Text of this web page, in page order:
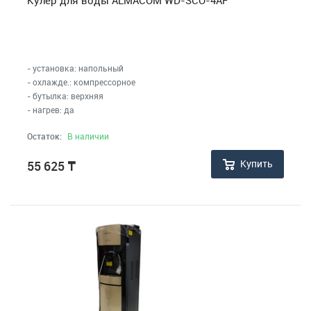
- установка: напольный
- охлажде.: компрессорное
- бутылка: верхняя
- нагрев: да
Остаток: В наличии
55 625 ₸ Купить